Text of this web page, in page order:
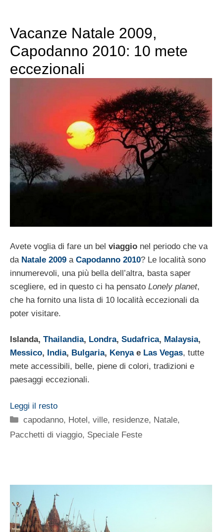
Vacanze Natale 2009,
Capodanno 2010: 10 mete
eccezionali
Avete voglia di fare un bel viaggio nel periodo che va
da Natale 2009 a Capodanno 2010? Le località sono
innumerevoli, una più bella dell’altra, basta saper
scegliere, ed in questo ci ha pensato Lonely planet,
che ha fornito una lista di 10 località eccezionali da
poter visitare.
Islanda, Thailandia, Londra, Sudafrica, Malaysia,
Messico, India, Bulgaria, Kenyae Las Vegas, tutte
mete accessibili, belle, piene di colori, tradizioni e
paesaggi eccezionali.
Leggi il resto
Categorie
capodanno, Hotel, ville, residenze, Natale,
Pacchetti di viaggio, Speciale Feste